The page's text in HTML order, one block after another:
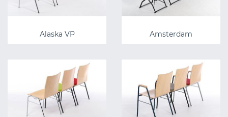
Alaska VP Amsterdam